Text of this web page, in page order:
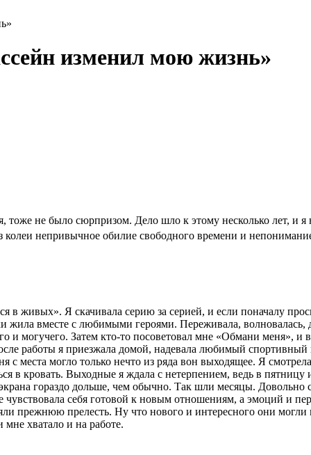
изменил мою жизнь»
тоже не было сюрпризом. Дело шло к этому несколько лет, и
непривычное обилие свободного времени и
в живых». Я скачивала серию за серией, и если поначалу
жила вместе с любимыми героями. Переживала,
могучего. Затем кто-то посоветовал мне «Обмани меня», и
работы я приезжала домой, надевала любимый
с места могло только нечто из ряда вон выходящее. Я
в кровать. Выходные я ждала с нетерпением, ведь в
гораздо дольше, чем обычно. Так шли месяцы. Довольно
чувствовала себя готовой к новым отношениям, а эмоций и
прежнюю прелесть. Ну что нового и интересного они
хватало и на работе.